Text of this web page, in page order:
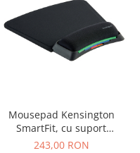
Mousepad Kensington
SmartFit, cu suport
incheietura, ajustabil, negru
243,00 RON